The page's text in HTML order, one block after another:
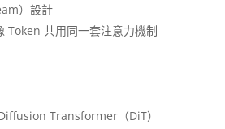
）設計
Token 共用同一套注意力機制
Transformer（DiT）